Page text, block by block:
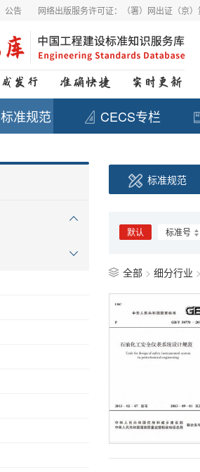
公告 网络出版服务许可证：（署）网出证（京
标准规范 CECS专栏
标准规范
默认 标准号
全部 > 细分行业